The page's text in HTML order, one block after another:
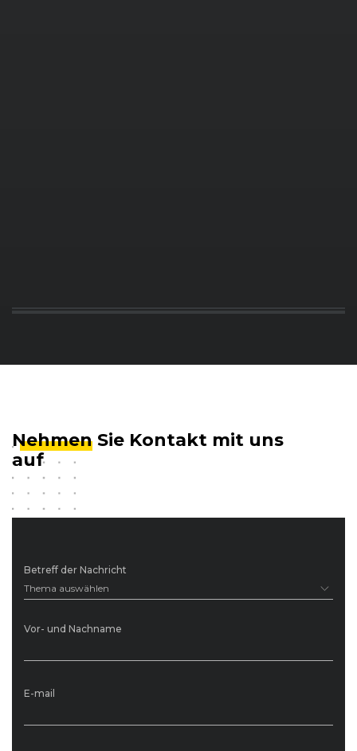
Betreff der Nachricht
Thema auswählen
Vor- und Nachname
E-mail
Nehmen Sie Kontakt mit uns
auf